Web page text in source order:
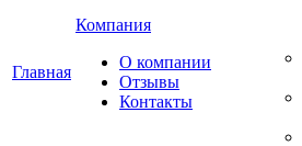
Главная
Компания
О компании
Отзывы
Контакты